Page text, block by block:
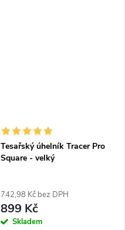
Tesařský úhelník Tracer Pro
Square - velký
742,98 Kč bez DPH
899 Kč
Skladem